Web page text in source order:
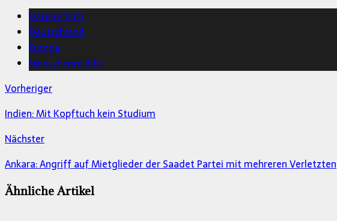
Datenschutz
Deutschland
Europa
Menschenrechte
Vorheriger
Indien: Mit Kopftuch kein Studium
Nächster
Ankara: Angriff auf Mietglieder der Saadet Partei mit mehreren Verletzten
Ähnliche Artikel